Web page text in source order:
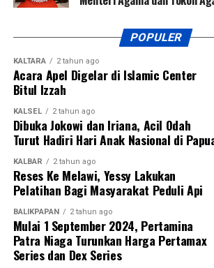
POPULER
KALTARA 2 tahun ago
Acara Apel Digelar di Islamic Center
Bitul Izzah
KALSEL 2 tahun ago
Dibuka Jokowi dan Iriana, Acil Odah
Turut Hadiri Hari Anak Nasional di
KALBAR 2 tahun ago
Reses Ke Melawi, Yessy Lakukan
Pelatihan Bagi Masyarakat Peduli Api
BALIKPAPAN 2 tahun ago
Mulai 1 September 2024, Pertamina
Patra Niaga Turunkan Harga Pertamax
Series dan Dex Series